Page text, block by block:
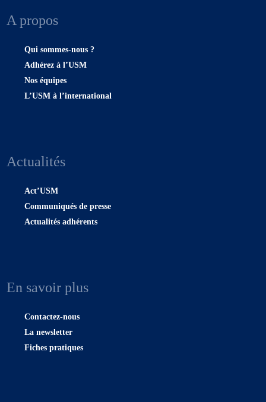
A propos
Qui sommes-nous ?
Adhérez à l’USM
Nos équipes
L’USM à l’international
Actualités
Act’USM
Communiqués de presse
Actualités adhérents
En savoir plus
Contactez-nous
La newsletter
Fiches pratiques